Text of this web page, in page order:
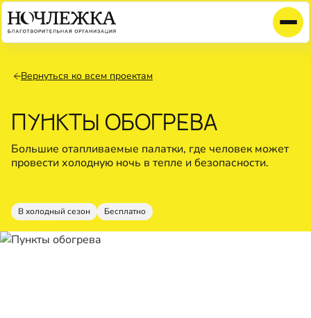
Вернуться ко всем проектам
ПУНКТЫ ОБОГРЕВА
Большие отапливаемые палатки, где человек может
провести холодную ночь в тепле и безопасности.
В холодный сезон Бесплатно